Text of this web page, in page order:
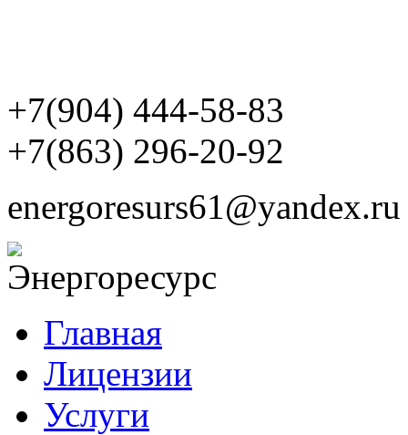
+7(904) 444-58-83
+7(863) 296-20-92
energoresurs61@yandex.ru
Главная
Лицензии
Услуги